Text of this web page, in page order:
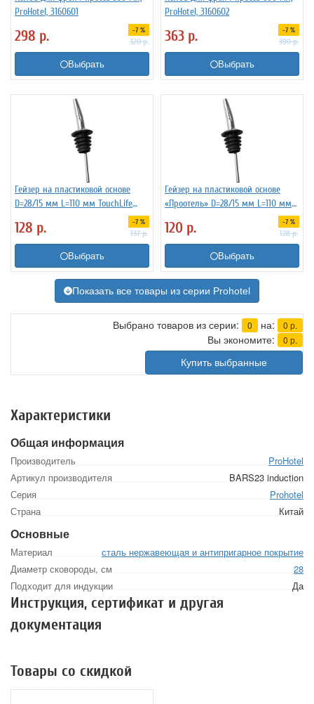
ProHotel, 3160601
298 р. -7 %
320р.
Выбрать
ProHotel, 3160602
363 р. -7 %
390р.
Выбрать
Гейзер на пластиковой основе
D=28/15 мм L=110 мм TouchLife
128 р. -7 %
137р.
Выбрать
Гейзер на пластиковой основе
«Проотель» D=28/15 мм L=110 мм
120 р. -7 %
128р.
Выбрать
Показать все товары из серии Prohotel
Выбрано товаров из серии: 0 на: 0 р.
Вы экономите: 0 р.
Купить выбранные
Характеристики
Общая информация
Производитель
ProHotel
Артикул производителя
BARS23 induction
Серия
Prohotel
Страна
Китай
Основные
Материал
сталь нержавеющая и антипригарное покрытие
Диаметр сковороды, см
28
Подходит для индукции
Да
Инструкция, сертификат и другая
документация
Товары со скидкой